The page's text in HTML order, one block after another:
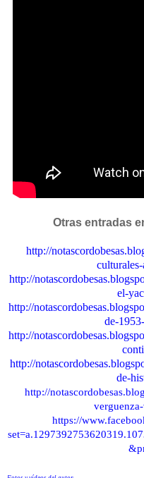
Otras entradas
http://
http://
el-
http://
de-
http://
http://
de-
http://
https://